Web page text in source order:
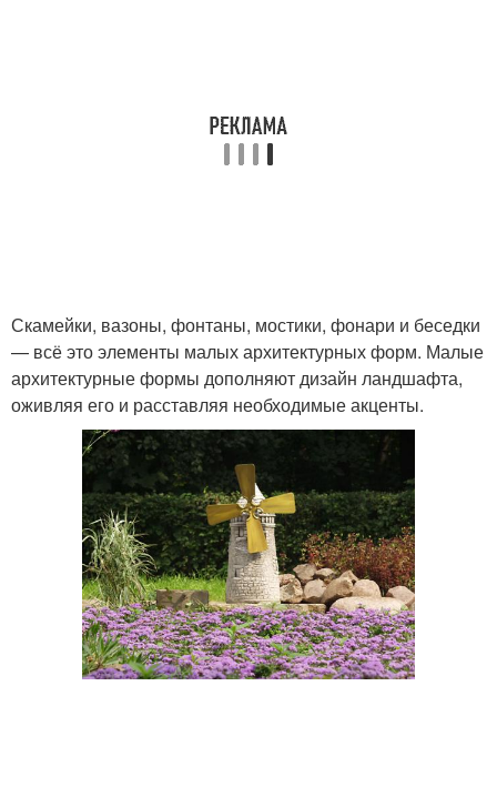
Скамейки, вазоны, фонтаны, мостики, фонари и беседки
— всё это элементы малых архитектурных форм. Малые
архитектурные формы дополняют дизайн ландшафта,
оживляя его и расставляя необходимые акценты.